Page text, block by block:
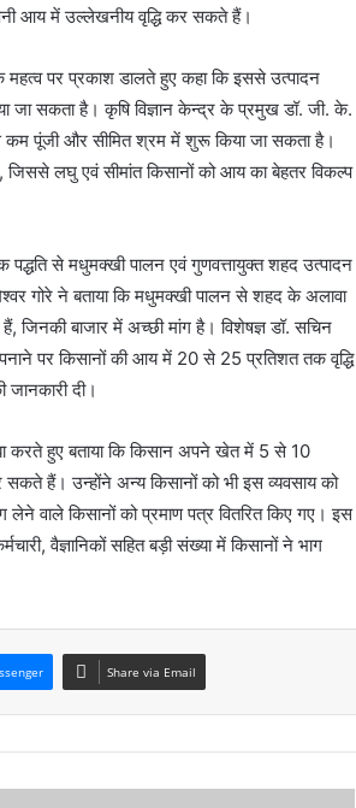
आय में उल्लेखनीय वृद्धि कर सकते हैं।
पर प्रकाश डालते हुए कहा कि इससे उत्पादन
जा सकता है। कृषि विज्ञान केन्द्र के प्रमुख डॉ. जी. के.
कम पूंजी और सीमित श्रम में शुरू किया जा सकता है।
लघु एवं सीमांत किसानों को आय का बेहतर विकल्प
पद्धति से मधुमक्खी पालन एवं गुणवत्तायुक्त शहद उत्पादन
गोरे ने बताया कि मधुमक्खी पालन से शहद के अलावा
जिनकी बाजार में अच्छी मांग है। विशेषज्ञ डॉ. सचिन
पर किसानों की आय में 20 से 25 प्रतिशत तक वृद्धि
दी।
हुए बताया कि किसान अपने खेत में 5 से 10
हैं। उन्होंने अन्य किसानों को भी इस व्यवसाय को
वाले किसानों को प्रमाण पत्र वितरित किए गए। इस
वैज्ञानिकों सहित बड़ी संख्या में किसानों ने भाग
Share via Email